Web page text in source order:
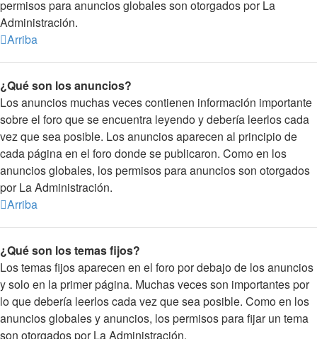
permisos para anuncios globales son otorgados por La
Administración.
Arriba
¿Qué son los anuncios?
Los anuncios muchas veces contienen información importante
sobre el foro que se encuentra leyendo y debería leerlos cada
vez que sea posible. Los anuncios aparecen al principio de
cada página en el foro donde se publicaron. Como en los
anuncios globales, los permisos para anuncios son otorgados
por La Administración.
Arriba
¿Qué son los temas fijos?
Los temas fijos aparecen en el foro por debajo de los anuncios
y solo en la primer página. Muchas veces son importantes por
lo que debería leerlos cada vez que sea posible. Como en los
anuncios globales y anuncios, los permisos para fijar un tema
son otorgados por La Administración.